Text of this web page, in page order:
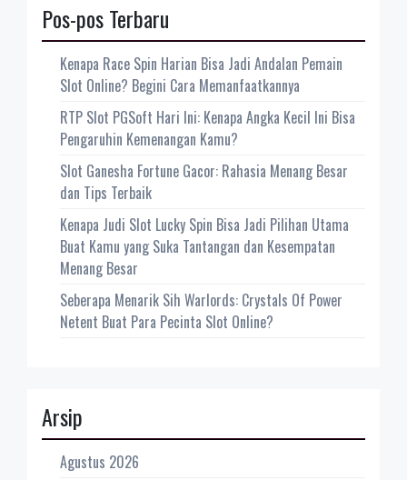
Pos-pos Terbaru
Kenapa Race Spin Harian Bisa Jadi Andalan Pemain
Slot Online? Begini Cara Memanfaatkannya
RTP Slot PGSoft Hari Ini: Kenapa Angka Kecil Ini Bisa
Pengaruhin Kemenangan Kamu?
Slot Ganesha Fortune Gacor: Rahasia Menang Besar
dan Tips Terbaik
Kenapa Judi Slot Lucky Spin Bisa Jadi Pilihan Utama
Buat Kamu yang Suka Tantangan dan Kesempatan
Menang Besar
Seberapa Menarik Sih Warlords: Crystals Of Power
Netent Buat Para Pecinta Slot Online?
Arsip
Agustus 2026